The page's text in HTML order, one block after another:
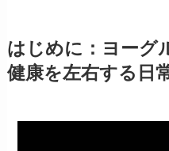
はじめに：ヨー
健康を左右する日